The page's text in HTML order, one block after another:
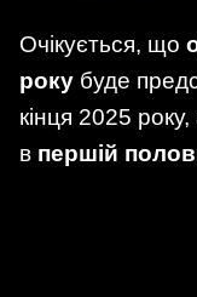
Очікується, що
року буде
кінця 2025
в першій